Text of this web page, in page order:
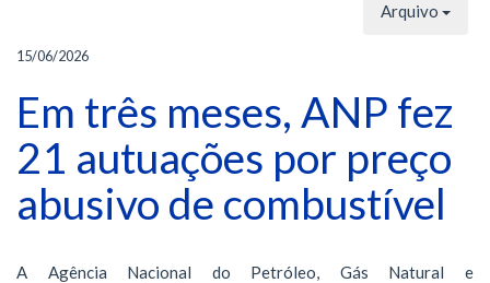
Arquivo
15/06/2026
Em três meses, ANP fez
21 autuações por preço
abusivo de combustível
A Agência Nacional do Petróleo, Gás Natural e